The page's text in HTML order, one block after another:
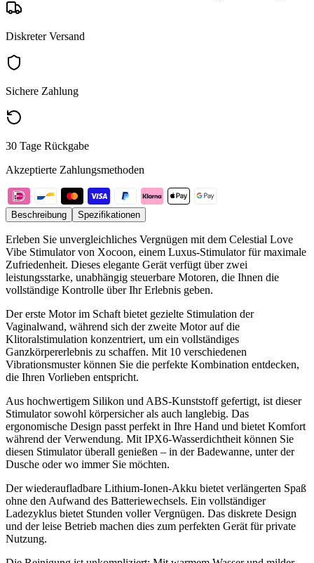
Diskreter Versand
Sichere Zahlung
30 Tage Rückgabe
Akzeptierte Zahlungsmethoden
Beschreibung Spezifikationen
Erleben Sie unvergleichliches Vergnügen mit dem Celestial Love
Vibe Stimulator von Xocoon, einem Luxus-Stimulator für maximale
Zufriedenheit. Dieses elegante Gerät verfügt über zwei
leistungsstarke, unabhängig steuerbare Motoren, die Ihnen die
vollständige Kontrolle über Ihr Erlebnis geben.
Der erste Motor im Schaft bietet gezielte Stimulation der
Vaginalwand, während sich der zweite Motor auf die
Klitoralstimulation konzentriert, um ein vollständiges
Ganzkörpererlebnis zu schaffen. Mit 10 verschiedenen
Vibrationsmuster können Sie die perfekte Kombination entdecken,
die Ihren Vorlieben entspricht.
Aus hochwertigem Silikon und ABS-Kunststoff gefertigt, ist dieser
Stimulator sowohl körpersicher als auch langlebig. Das
ergonomische Design passt perfekt in Ihre Hand und bietet Komfort
während der Verwendung. Mit IPX6-Wasserdichtheit können Sie
diesen Stimulator überall genießen – in der Badewanne, unter der
Dusche oder wo immer Sie möchten.
Der wiederaufladbare Lithium-Ionen-Akku bietet verlängerten Spaß
ohne den Aufwand des Batteriewechsels. Ein vollständiger
Ladezyklus bietet Stunden voller Vergnügen. Das diskrete Design
und der leise Betrieb machen dies zum perfekten Gerät für private
Nutzung.